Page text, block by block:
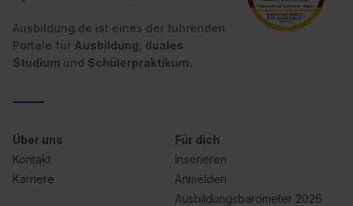
Ausbildung.de ist eines der führenden
Portale für Ausbildung, duales
Studium und Schülerpraktikum.
Über uns
Kontakt
Karriere
Für dich
Inserieren
Anmelden
Ausbildungsbarometer 2026